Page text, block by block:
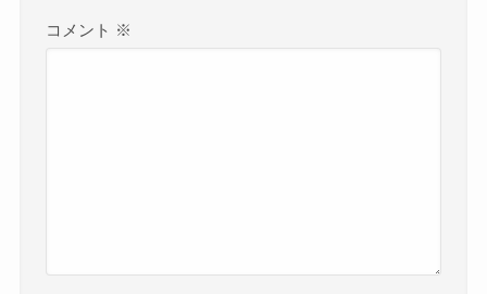
コメント ※